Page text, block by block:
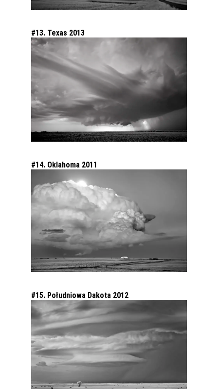
#13. Texas 2013
#14. Oklahoma 2011
#15. Południowa Dakota 2012